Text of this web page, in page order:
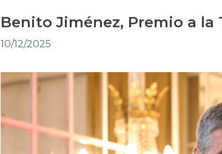
Benito Jiménez, Premio a
10/12/2025